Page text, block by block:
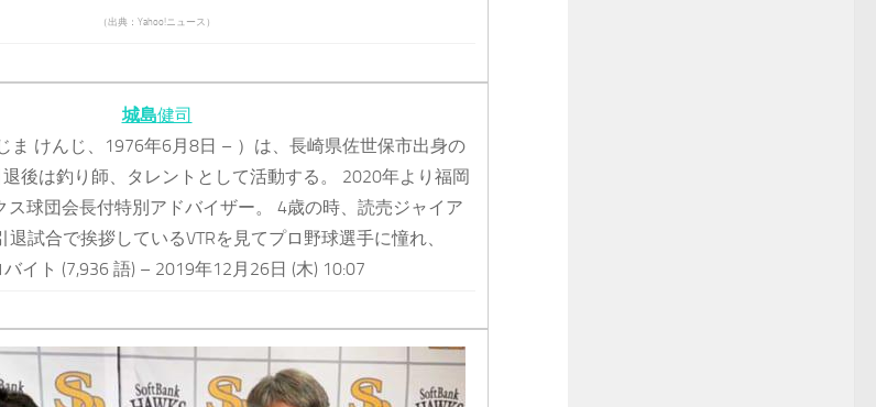
（出典：Yahoo!ニュース）
城島健司
ま けんじ、1976年6月8日 – ）は、長崎県佐世保市出身の
後は釣り師、タレントとして活動する。 2020年より福岡
ス球団会長付特別アドバイザー。 4歳の時、読売ジャイア
退試合で挨拶しているVTRを見てプロ野球選手に憧れ、
イト (7,936 語) – 2019年12月26日 (木) 10:07